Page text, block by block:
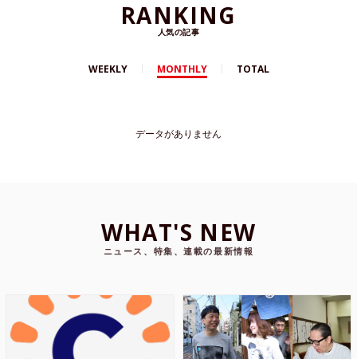
RANKING
人気の記事
WEEKLY MONTHLY TOTAL
データがありません
WHAT'S NEW
ニュース、特集、連載の最新情報